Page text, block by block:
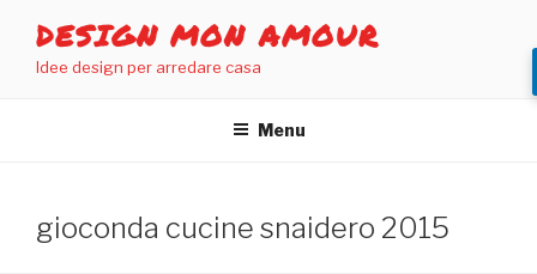
contenuto
DESIGN MON AMOUR
Idee design per arredare casa
Menu
gioconda cucine snaidero 2015